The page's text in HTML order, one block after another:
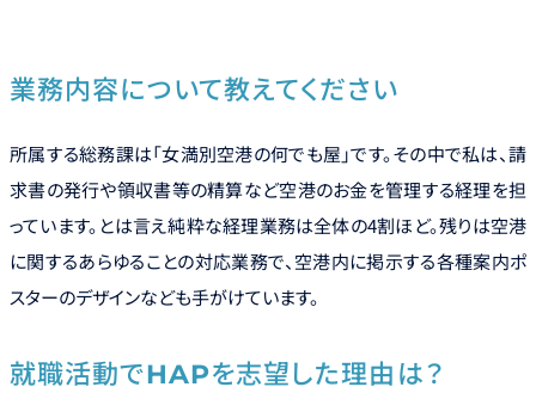
Information
Environment
福利厚生・研修制度
よくある質問
業務内容について教えてください
所属する総務課は「女満別空港の何でも屋」です。その中で私は、請
求書の発行や領収書等の精算など空港のお金を管理する経理を担
っています。とは言え純粋な経理業務は全体の4割ほど。残りは空港
に関するあらゆることの対応業務で、空港内に掲示する各種案内ポ
スターのデザインなども手がけています。
就職活動でHAPを志望した理由は？